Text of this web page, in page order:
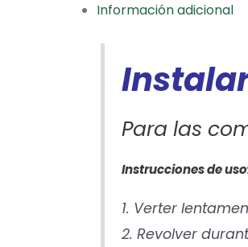
Información adicional
Para las
Instrucciones de
1. Verter
2. Revolver